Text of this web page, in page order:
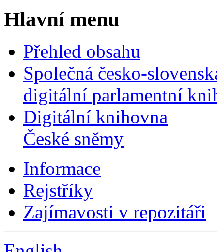
Hlavní menu
Přehled obsahu
Společná česko-
digitální parlamentní
Digitální knihovna
České sněmy
Informace
Rejstříky
Zajímavosti v repozitáři